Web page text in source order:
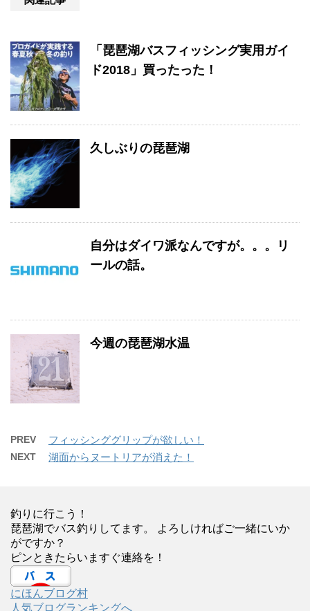
「琵琶湖バスフィッシング実用ガイ
ド2018」買ったった！
久しぶりの琵琶湖
自分はダイワ派なんですが。。。リ
ールの話。
今週の琵琶湖水温
PREV フィッシンググリップが欲しい！
NEXT 湖面からヌートリアが消えた！
釣りに行こう！
琵琶湖でバス釣りしてます。 よろしければご一緒にいか
がですか？
ピンときたらいますぐ連絡を！
にほんブログ村
人気ブログランキングへ